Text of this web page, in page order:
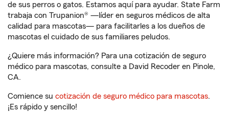
de sus perros o gatos. Estamos aquí para ayudar. State Farm
trabaja con Trupanion® —líder en seguros médicos de alta
calidad para mascotas— para facilitarles a los dueños de
mascotas el cuidado de sus familiares peludos.
¿Quiere más información? Para una cotización de seguro
médico para mascotas, consulte a David Recoder en Pinole,
CA.
Comience su cotización de seguro médico para mascotas.
¡Es rápido y sencillo!